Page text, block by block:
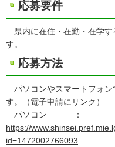
応募要件
県内に在住・在勤・在学す
す。
応募方法
パソコンやスマートフォン
す。（電子申請にリンク）
パソコン ：
https://
id=1472002766093